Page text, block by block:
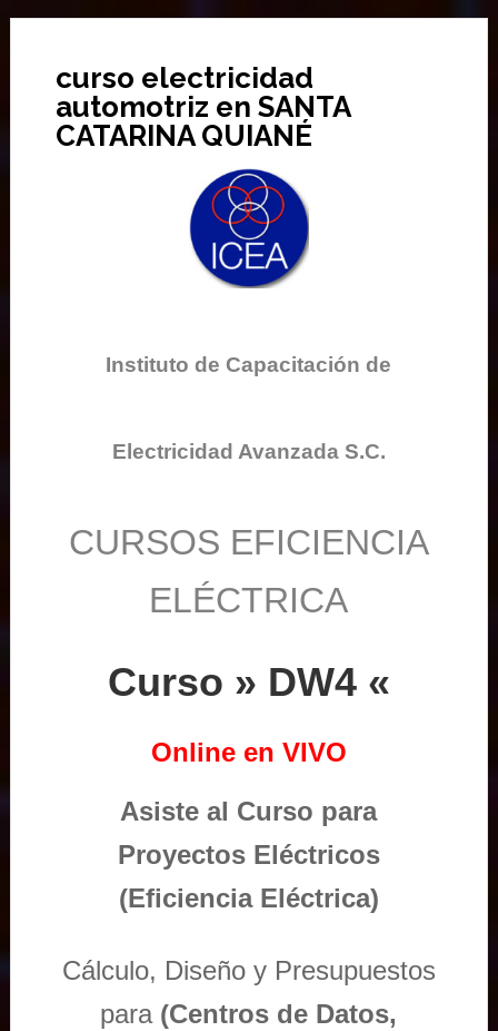
curso electricidad
automotriz en SANTA
CATARINA QUIANÉ
Instituto de Capacitación de
Electricidad Avanzada S.C.
CURSOS EFICIENCIA
ELÉCTRICA
Curso » DW4 «
Online en VIVO
Asiste al Curso para
Proyectos Eléctricos
(Eficiencia Eléctrica)
Cálculo, Diseño y Presupuestos
para (Centros de Datos,